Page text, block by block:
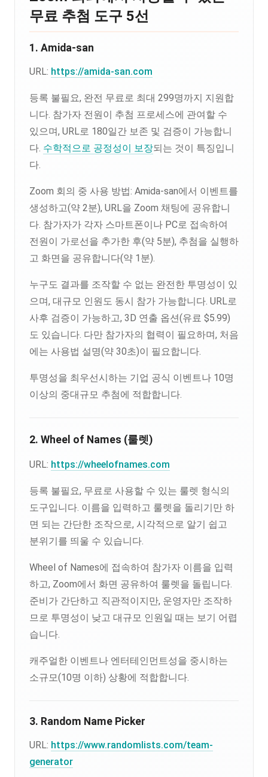
무료 추첨 도구 5선
1. Amida-san
URL: https://amida-san.com
등록 불필요, 완전 무료로 최대 299명까지 지원합
니다. 참가자 전원이 추첨 프로세스에 관여할 수
있으며, URL로 180일간 보존 및 검증이 가능합니
다. 수학적으로 공정성이 보장되는 것이 특징입니
다.
Zoom 회의 중 사용 방법: Amida-san에서 이벤트를
생성하고(약 2분), URL을 Zoom 채팅에 공유합니
다. 참가자가 각자 스마트폰이나 PC로 접속하여
전원이 가로선을 추가한 후(약 5분), 추첨을 실행하
고 화면을 공유합니다(약 1분).
누구도 결과를 조작할 수 없는 완전한 투명성이 있
으며, 대규모 인원도 동시 참가 가능합니다. URL로
사후 검증이 가능하고, 3D 연출 옵션(유료 $5.99)
도 있습니다. 다만 참가자의 협력이 필요하며, 처음
에는 사용법 설명(약 30초)이 필요합니다.
투명성을 최우선시하는 기업 공식 이벤트나 10명
이상의 중대규모 추첨에 적합합니다.
2. Wheel of Names (룰렛)
URL: https://wheelofnames.com
등록 불필요, 무료로 사용할 수 있는 룰렛 형식의
도구입니다. 이름을 입력하고 룰렛을 돌리기만 하
면 되는 간단한 조작으로, 시각적으로 알기 쉽고
분위기를 띄울 수 있습니다.
Wheel of Names에 접속하여 참가자 이름을 입력
하고, Zoom에서 화면 공유하여 룰렛을 돌립니다.
준비가 간단하고 직관적이지만, 운영자만 조작하
므로 투명성이 낮고 대규모 인원일 때는 보기 어렵
습니다.
캐주얼한 이벤트나 엔터테인먼트성을 중시하는
소규모(10명 이하) 상황에 적합합니다.
3. Random Name Picker
URL: https://www.randomlists.com/team-
generator